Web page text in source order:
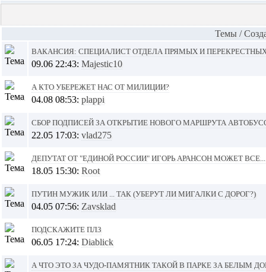
Темы /
Вакансия: Специалист отдела прямых и
09.06 22:43: Majestic10
А кто убережет нас от милиции?
04.08 08:53: plappi
Сбор подписей за открытие нового маршрута
22.05 17:03: vlad275
Депутат от "Единой России" Игорь Арансон может все...
18.05 15:30: Root
Путин мужик или ... так (уберут ли мигалки с дорог?)
04.05 07:56: Zavsklad
Подскажите плз
06.05 17:24: Diablick
А что это за чудо-памятник такой в парке за белым